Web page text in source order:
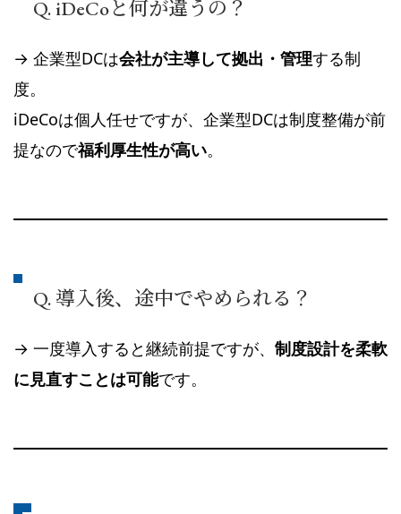
Q. iDeCoと何が違うの？
→ 企業型DCは会社が主導して拠出・管理する制
度。
iDeCoは個人任せですが、企業型DCは制度整備が前
提なので福利厚生性が高い。
Q. 導入後、途中でやめられる？
→ 一度導入すると継続前提ですが、 制度設計を柔軟
に見直すことは可能です。